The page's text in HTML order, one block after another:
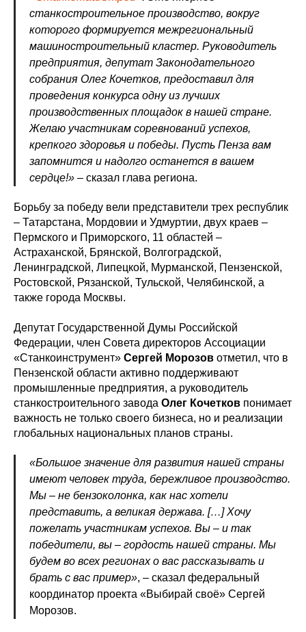
станкостроительное производство, вокруг
которого формируется межрегиональный
машиностроительный кластер. Руководитель
предприятия, депутат Законодательного
собрания Олег Кочетков, предоставил для
проведения конкурса одну из лучших
производственных площадок в нашей стране.
Желаю участникам соревнований успехов,
крепкого здоровья и победы. Пусть Пенза вам
запомнится и надолго останется в вашем
сердце!» – сказал глава региона.
Борьбу за победу вели представители трех республик
– Татарстана, Мордовии и Удмуртии, двух краев –
Пермского и Приморского, 11 областей –
Астраханской, Брянской, Волгоградской,
Ленинградской, Липецкой, Мурманской, Пензенской,
Ростовской, Рязанской, Тульской, Челябинской, а
также города Москвы.
Депутат Государственной Думы Российской
Федерации, член Совета директоров Ассоциации
«Станкоинструмент» Сергей Морозов отметил, что в
Пензенской области активно поддерживают
промышленные предприятия, а руководитель
станкостроительного завода Олег Кочетков понимает
важность не только своего бизнеса, но и реализации
глобальных национальных планов страны.
«Большое значение для развития нашей страны
имеют человек труда, бережливое производство.
Мы – не бензоколонка, как нас хотели
представить, а великая держава. […] Хочу
пожелать участникам успехов. Вы – и так
победители, вы – гордость нашей страны. Мы
будем во всех регионах о вас рассказывать и
брать с вас пример», – сказал федеральный
координатор проекта «Выбирай своё» Сергей
Морозов.